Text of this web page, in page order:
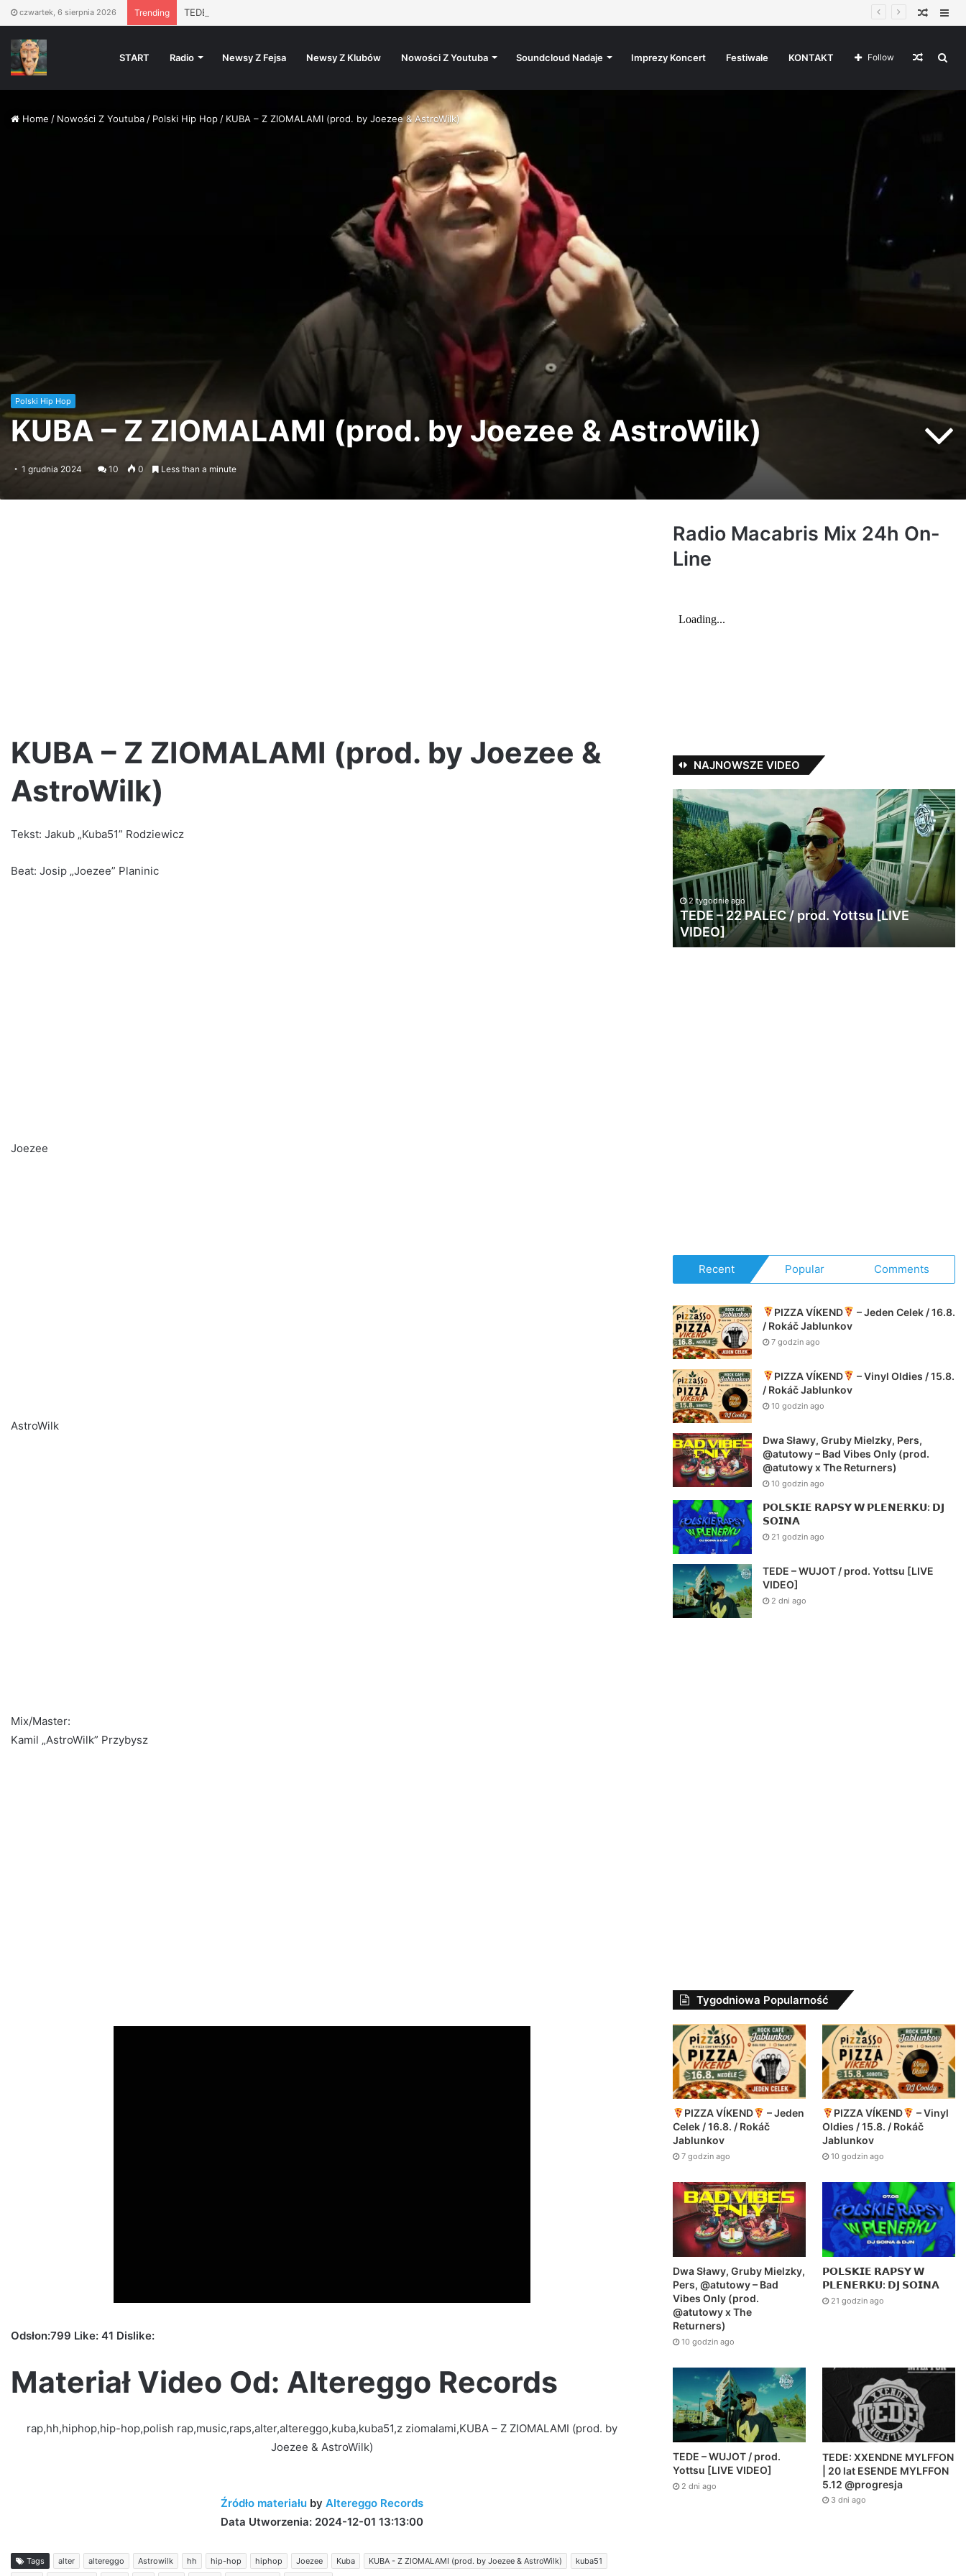
czwartek, 6 sierpnia 2026 Trending TEDE: XXENDNE MYLFFON | 20 lat ESENDE MYLFFON 5.12 @progresja Random
START Radio Newsy Z Fejsa Newsy Z Klubów Nowości Z Youtuba Soundcloud Nadaje Imprezy Koncert Festiwale KONTAKT Random
Follow
Home / Nowości Z Youtuba / Polski Hip Hop / KUBA – Z ZIOMALAMI (prod. by Joezee & AstroWilk)
Polski Hip Hop
KUBA – Z ZIOMALAMI (prod. by Joezee & AstroWilk)
1 grudnia 2024 10 0 Less than a minute
KUBA – Z ZIOMALAMI (prod. by Joezee &
AstroWilk)
Tekst: Jakub „Kuba51” Rodziewicz
Beat: Josip „Joezee” Planinic
Joezee
AstroWilk
Mix/Master:
Kamil „AstroWilk” Przybysz
Odsłon:799 Like: 41 Dislike:
Materiał Video Od: Altereggo Records
rap,hh,hiphop,hip-hop,polish rap,music,raps,alter,altereggo,kuba,kuba51,z ziomalami,KUBA – Z ZIOMALAMI (prod. by
Joezee & AstroWilk)
Źródło materiału by Altereggo Records
Data Utworzenia: 2024-12-01 13:13:00
Tags alter altereggo Astrowilk hh hip-hop hiphop Joezee Kuba KUBA - Z ZIOMALAMI (prod. by Joezee & AstroWilk)
kuba51
Radio Macabris Mix 24h On-
Line
NAJNOWSZE VIDEO
OstryBezimienni
SPOKOJNIE
Karla
TEDE
–
22
PALEC
/
prod.
Yottsu
[LIVE
VIDEO]
2 tygodnie ago
TEDE – 22 PALEC / prod. Yottsu [LIVE
VIDEO]
–
Recent Popular Comments
PIZZA VÍKEND
– Jeden Celek / 16.8.
/ Rokáč Jablunkov
7 godzin ago
PIZZA VÍKEND
– Vinyl Oldies / 15.8.
/ Rokáč Jablunkov
10 godzin ago
Dwa Sławy, Gruby Mielzky, Pers,
@atutowy – Bad Vibes Only (prod.
@atutowy x The Returners)
10 godzin ago
𝗣𝗢𝗟𝗦𝗞𝗜𝗘 𝗥𝗔𝗣𝗦𝗬 𝗪 𝗣𝗟𝗘𝗡𝗘𝗥𝗞𝗨: 𝗗𝗝
𝗦𝗢𝗜𝗡𝗔
21 godzin ago
TEDE – WUJOT / prod. Yottsu [LIVE
VIDEO]
2 dni ago
Tygodniowa Popularność
PIZZA VÍKEND
– Jeden
Celek / 16.8. / Rokáč
Jablunkov
7 godzin ago
PIZZA VÍKEND
– Vinyl
Oldies / 15.8. / Rokáč
Jablunkov
10 godzin ago
Dwa Sławy, Gruby Mielzky,
Pers, @atutowy – Bad
Vibes Only (prod.
@atutowy x The
Returners)
10 godzin ago
𝗣𝗢𝗟𝗦𝗞𝗜𝗘 𝗥𝗔𝗣𝗦𝗬 𝗪
𝗣𝗟𝗘𝗡𝗘𝗥𝗞𝗨: 𝗗𝗝 𝗦𝗢𝗜𝗡𝗔
21 godzin ago
TEDE – WUJOT / prod.
Yottsu [LIVE VIDEO]
2 dni ago
TEDE: XXENDNE MYLFFON
| 20 lat ESENDE MYLFFON
5.12 @progresja
3 dni ago